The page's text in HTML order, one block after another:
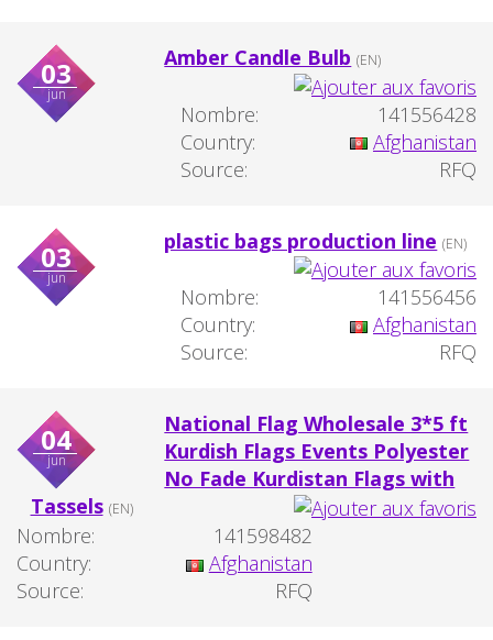
03
jun
Amber Candle Bulb (EN)
Nombre:
141556428
Country:
Afghanistan
Source:
RFQ
03
jun
plastic bags production line (EN)
Nombre:
141556456
Country:
Afghanistan
Source:
RFQ
04
jun
National Flag Wholesale 3*5 ft
Kurdish Flags Events Polyester
No Fade Kurdistan Flags with
Tassels (EN)
Nombre:
141598482
Country:
Afghanistan
Source:
RFQ